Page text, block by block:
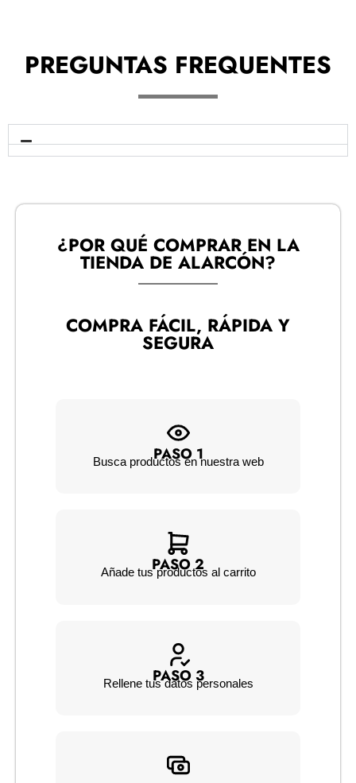
PREGUNTAS FREQUENTES
¿POR QUÉ COMPRAR EN LA
TIENDA DE ALARCÓN?​
COMPRA FÁCIL, RÁPIDA Y
SEGURA
PASO 1
Busca productos en nuestra web
PASO 2
Añade tus productos al carrito
PASO 3
Rellene tus datos personales